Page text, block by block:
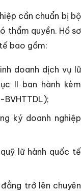
cần chuẩn bị bộ
thẩm quyền. Hồ sơ
bao gồm:
doanh dịch vụ lữ
II ban hành kèm
ký doanh nghiệp
lữ hành quốc tế
trở lên chuyên